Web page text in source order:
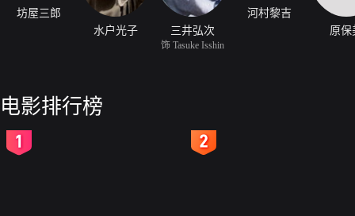
坊屋三郎
水户光子
三井弘次
饰 Tasuke Isshin
河村黎吉
原保
电影排行榜